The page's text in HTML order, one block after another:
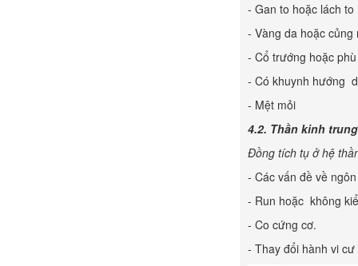
- Gan to hoặc lách to
- Vàng da hoặc củng
- Cổ trướng hoặc phù
- Có khuynh hướng
- Mệt mỏi
4.2. Thần kinh
Đồng tích tụ ở hệ
- Các vấn đề về
- Run hoặc không
- Co cứng cơ.
- Thay đổi hành vi